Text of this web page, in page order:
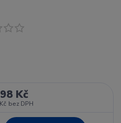
Kč
bez DPH